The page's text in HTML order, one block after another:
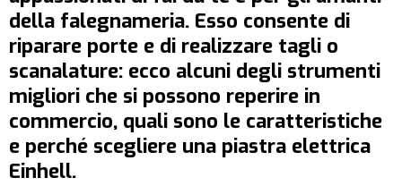
della falegnameria. Esso consente di
riparare porte e di realizzare tagli o
scanalature: ecco alcuni degli strumenti
migliori che si possono reperire in
commercio, quali sono le caratteristiche
e perché scegliere una piastra elettrica
Einhell.